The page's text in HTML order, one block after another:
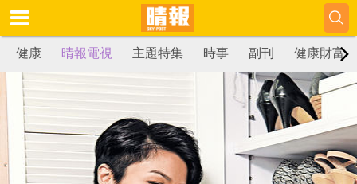
健康 晴報電視 主題特集 時事 副刊 健康財富